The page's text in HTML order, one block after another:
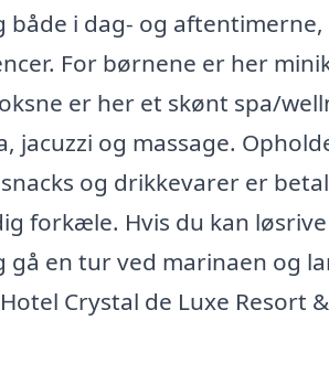
i dag- og aftentimerne,
For børnene er her
er her et skønt spa/
jacuzzi og massage.
og drikkevarer er
forkæle. Hvis du kan
en tur ved marinaen og
Crystal de Luxe Resort &